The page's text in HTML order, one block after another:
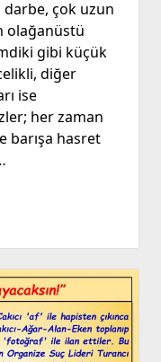
darbe, çok uzun
olağanüstü
gibi küçük
diğer
ise
her zaman
barışa hasret